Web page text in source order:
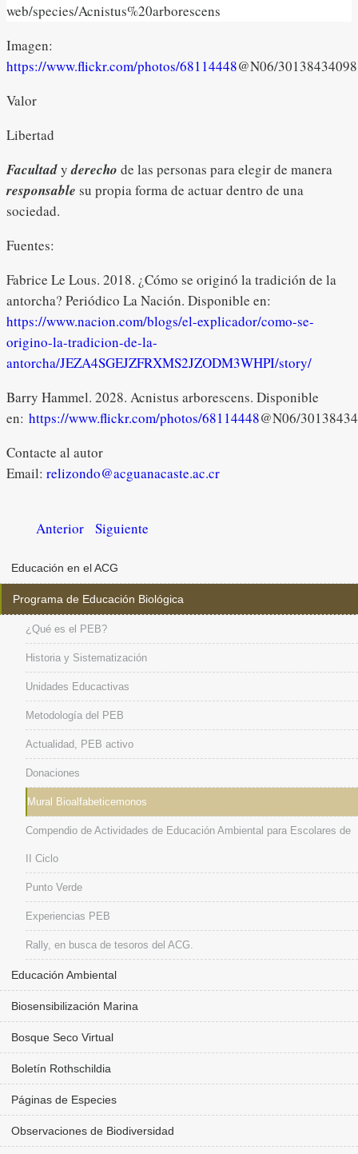
web/species/Acnistus%20arborescens
Imagen:
https://www.flickr.com/photos/68114448@N06/30138434098
Valor
Libertad
Facultadyderecho de las personas para elegir de manera
responsable su propia forma de actuar dentro de una
sociedad.
Fuentes:
Fabrice Le Lous. 2018. ¿Cómo se originó la tradición de la
antorcha? Periódico La Nación. Disponible en:
https://www.nacion.com/blogs/el-explicador/como-se-
origino-la-tradicion-de-la-
antorcha/JEZA4SGEJZFRXMS2JZODM3WHPI/story/
Barry Hammel. 2028. Acnistus arborescens. Disponible
en: https://www.flickr.com/photos/68114448@N06/
Contacte al autor
Email: relizondo@acguanacaste.ac.cr
Anterior Siguiente
Educación en el ACG
Programa de Educación Biológica
¿Qué es el PEB?
Historia y Sistematización
Unidades Educactivas
Metodología del PEB
Actualidad, PEB activo
Donaciones
Mural Bioalfabeticemonos
Compendio de Actividades de Educación Ambiental para Escolares de
II Ciclo
Punto Verde
Experiencias PEB
Rally, en busca de tesoros del ACG.
Educación Ambiental
Biosensibilización Marina
Bosque Seco Virtual
Boletín Rothschildia
Páginas de Especies
Observaciones de Biodiversidad